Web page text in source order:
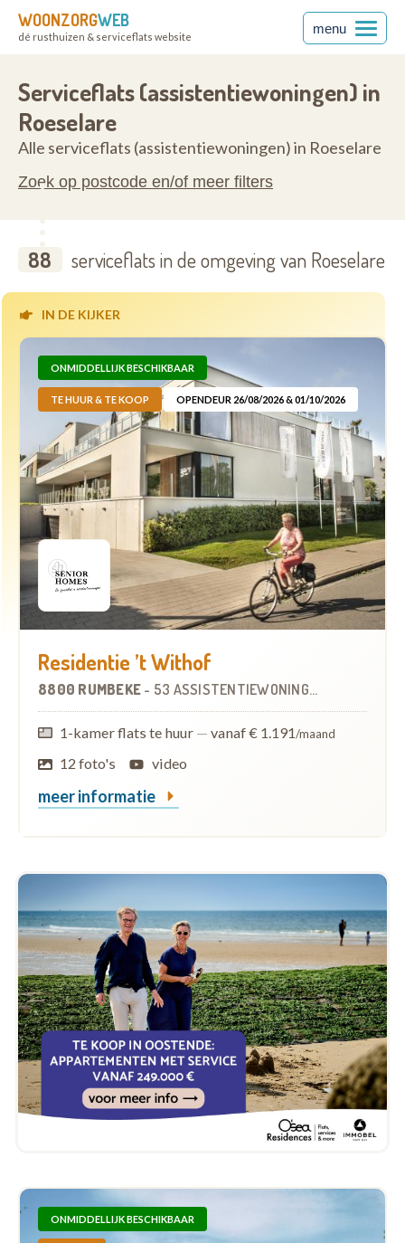
WOONZORGWEB
dé rusthuizen & serviceflats website
menu
Serviceflats (assistentiewoningen) in
Roeselare
Alle serviceflats (assistentiewoningen) in Roeselare
Zoek op postcode en/of meer filters
88 serviceflats in de omgeving van Roeselare
IN DE KIJKER
ONMIDDELLIJK BESCHIKBAAR
TE HUUR & TE KOOP OPENDEUR 26/08/2026 & 01/10/2026
Residentie ’t Withof
8800 RUMBEKE - 53 ASSISTENTIEWONINGEN
1-kamer flats te huur — vanaf € 1.191/maand
12 foto's video
meer informatie
ONMIDDELLIJK BESCHIKBAAR